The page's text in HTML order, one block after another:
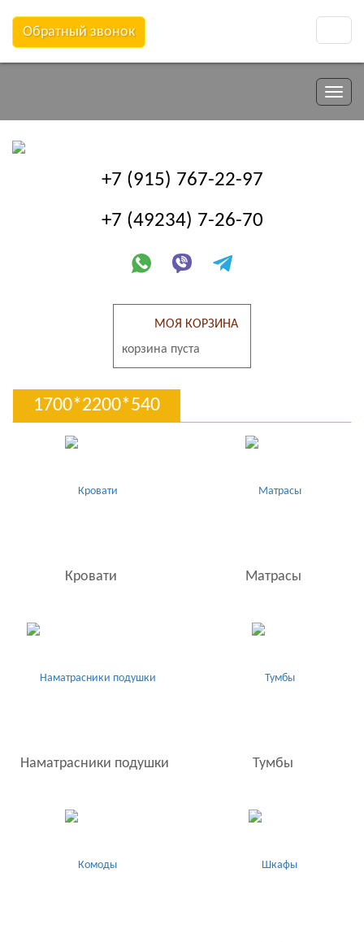
Обратный звонок
Toggle
+7 (915) 767-22-97
+7 (49234) 7-26-70
МОЯ КОРЗИНА
корзина пуста
1700*2200*540
Кровати Матрасы
Наматрасники подушки Тумбы